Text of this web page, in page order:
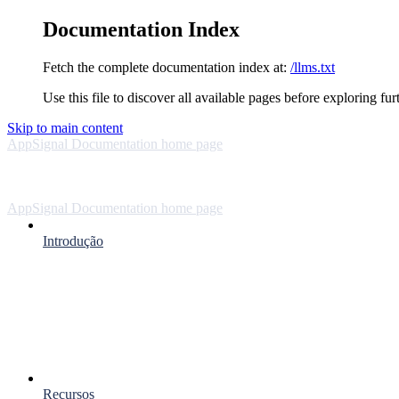
Documentation Index
Fetch the complete documentation index at: /llms.txt
Use this file to discover all available pages before exploring
Skip to main content
AppSignal Documentation home page
AppSignal Documentation home page
Introdução
Recursos